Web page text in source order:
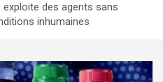
exploite des agents sans
inhumaines